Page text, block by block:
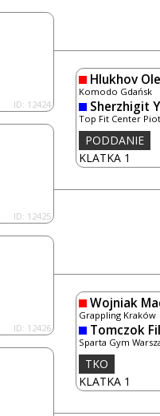
ID: 12424
ID: 12425
ID: 12426
Hlukhov
Komodo Gdańsk
Sherzhigit
Top Fit Center
KLATKA 1
PODDANIE
Wojniak
Grappling Kraków
Tomczok
Sparta Gym
KLATKA 1
TKO